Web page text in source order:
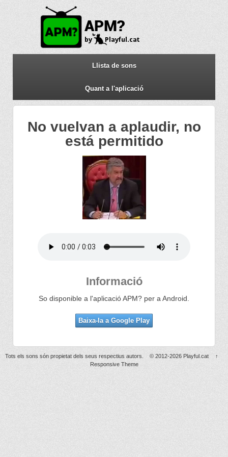
Llista de sons
Quant a l'aplicació
No vuelvan a aplaudir, no
está permitido
Informació
So disponible a l'aplicació APM? per a Android.
Baixa-la a Google Play
Tots els sons són propietat dels seus respectius autors. © 2012-2026 Playful.cat
↑
Responsive Theme